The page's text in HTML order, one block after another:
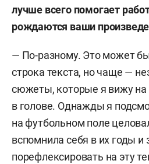
лучше всего помогает
рождаются ваши
— По-разному. Это может
строка текста, но чаще —
сюжеты, которые я вижу на
в голове. Однажды я
на футбольном поле
вспомнила себя в их годы и
порефлексировать на эту